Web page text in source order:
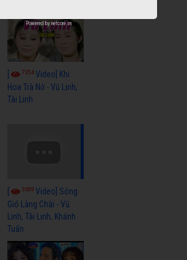
7354Video] Khi
Hoa Trà Nở - Vũ Linh,
Tài Linh
3659Video] Sóng
Gió Làng Chài - Vũ
Linh, Tài Linh, Khánh
Tuấn
Powered by netcore.vn